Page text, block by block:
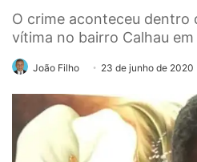
O crime aconteceu dentro
vítima no bairro Calhau em
João Filho 23 de junho de 2020